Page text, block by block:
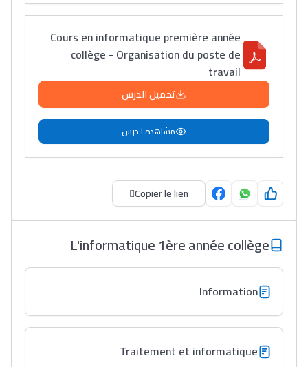
Collège au Maroc
Post-Bac
+ de 78 Sujets
Interviews/Vidéos
+ de 89 Interviews/Vidéos
دليل المهن
ما يزيد عن 149 مهنة
Cours en informatique première année
collège - Organisation du poste de
travail
تحميل الدرس
مشاهدة الدرس
Copier le lien
L'informatique 1ère année collège
Information
Traitement et informatique